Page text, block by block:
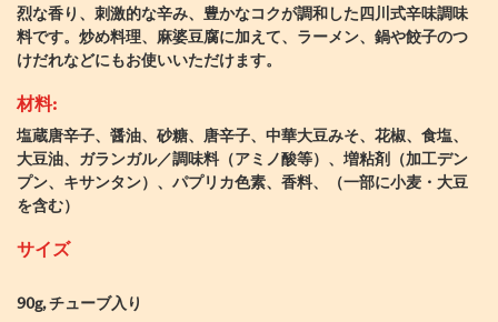
烈な香り、刺激的な辛み、豊かなコクが調和した四川式辛味調味
料です。炒め料理、麻婆豆腐に加えて、ラーメン、鍋や餃子のつ
けだれなどにもお使いいただけます。
材料:
塩蔵唐辛子、醤油、砂糖、唐辛子、中華大豆みそ、花椒、食塩、
大豆油、ガランガル／調味料（アミノ酸等）、増粘剤（加工デン
プン、キサンタン）、パプリカ色素、香料、（一部に小麦・大豆
を含む）
サイズ
90g, チューブ入り